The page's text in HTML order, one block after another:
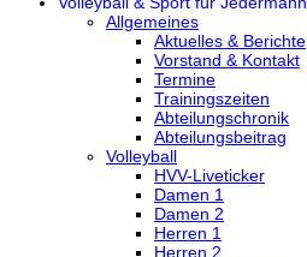
Allgemeines
Aktuelles & Berichte
Vorstand & Kontakt
Termine
Trainingszeiten
Abteilungschronik
Abteilungsbeitrag
Volleyball
HVV-Liveticker
Damen 1
Damen 2
Herren 1
Herren 2